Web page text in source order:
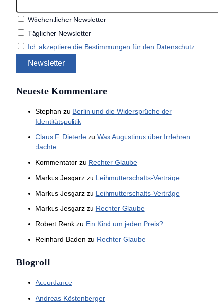
Wöchentlicher Newsletter
Täglicher Newsletter
Ich akzeptiere die Bestimmungen für den Datenschutz
Neueste Kommentare
Stephan zu Berlin und die Widersprüche der
Identitätspolitik
Claus F. Dieterlezu Was Augustinus über Irrlehren
dachte
Kommentatorzu Rechter Glaube
Markus Jesgarzzu Leihmutterschafts-Verträge
Markus Jesgarzzu Leihmutterschafts-Verträge
Markus Jesgarzzu Rechter Glaube
Robert Renkzu Ein Kind um jeden Preis?
Reinhard Baden zu Rechter Glaube
Blogroll
Accordance
Andreas Köstenberger